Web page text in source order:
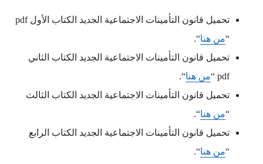
تحميل قانون التأمينات الاجتماعية الجديد الكتاب الأول pdf
“من هنا“.
تحميل قانون التأمينات الاجتماعية الجديد الكتاب الثاني
pdf “
من هنا“.
تحميل قانون التأمينات الاجتماعية الجديد الكتاب الثالث
“من هنا“.
تحميل قانون التأمينات الاجتماعية الجديد الكتاب الرابع
“من هنا“.